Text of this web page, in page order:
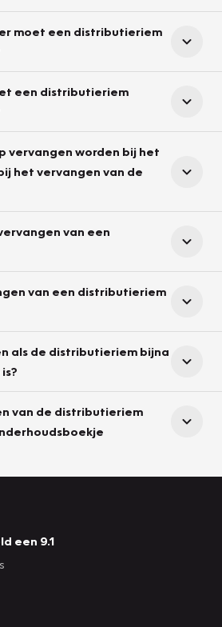
moet een distributieriem
een distributieriem
vervangen worden bij het
het vervangen van de
van een
van een distributieriem
als de distributieriem bijna
van de distributieriem
een 9.1